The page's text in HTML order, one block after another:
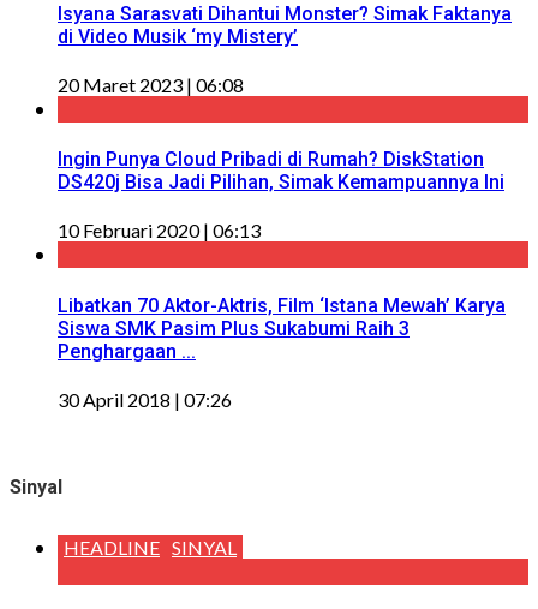
Isyana Sarasvati Dihantui Monster? Simak Faktanya
di Video Musik ‘my Mistery’
20 Maret 2023 | 06:08
Ingin Punya Cloud Pribadi di Rumah? DiskStation
DS420j Bisa Jadi Pilihan, Simak Kemampuannya Ini
10 Februari 2020 | 06:13
Libatkan 70 Aktor-Aktris, Film ‘Istana Mewah’ Karya
Siswa SMK Pasim Plus Sukabumi Raih 3
Penghargaan ...
30 April 2018 | 07:26
Sinyal
HEADLINE SINYAL